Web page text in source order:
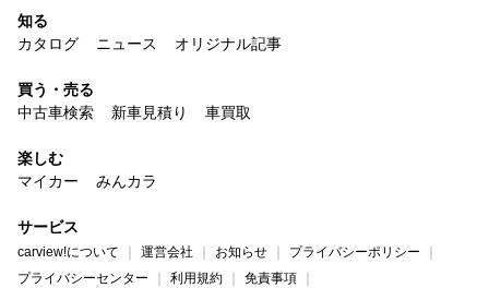
知る
カタログ
ニュース オリジナル記事
買う・売る
中古車検索
新車見積り 車買取
楽しむ
マイカー
みんカラ
サービス
carview!について 運営会社 お知らせ
プライバシーポリシー
プライバシーセンター
利用規約 免責事項